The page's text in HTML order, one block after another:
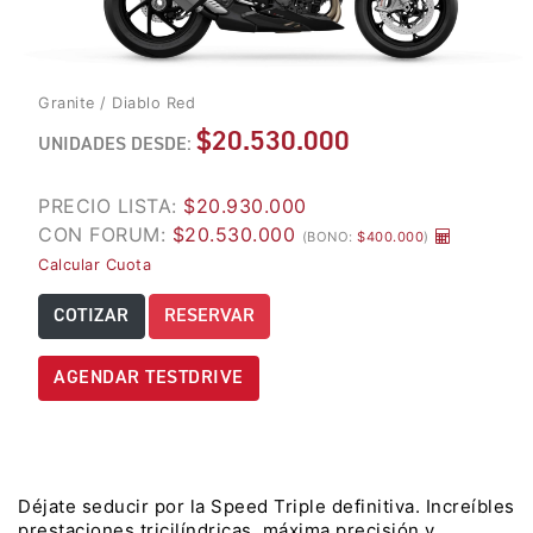
TIGER 850 SPORT TRAVEL
Precio desde $13.690.000
ALPINE
Precio desde $17.690.000
EDITION DESERT
TIGER 900 DESERT EDITION
DESERT
Precio desde $18.590.000
TIGER 1200 RALLY PRO
ADVENTURE
2 ANOS GARANTIA
TRIUMPH
TRIUMPH CONQUISTA
EL RED BULL
TRIUMPH TI
Agosto JUEVES 27
MAGIC NIGHT |
TRIUMPH REVEAL
SERIES
Granite / Diablo Red
UNIDADES DESDE: $20.530.000
PRECIO LISTA: $20.930.000
CON FORUM: $20.530.000 (BONO: $400.000)
Calcular Cuota
COTIZAR RESERVAR
AGENDAR TESTDRIVE
Déjate seducir por la Speed Triple definitiva. Increíbles